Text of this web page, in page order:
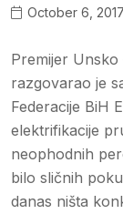
October 6, 2017
Premijer Unsko
razgovarao je
Federacije BiH
elektrifikacije
neophodnih
bilo sličnih
danas ništa